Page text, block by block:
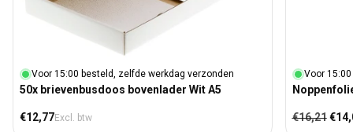
Voor 15:00 besteld, zelfde werkdag verzonden
50x brievenbusdoos bovenlader Wit A5
Normale prijs
€12,77Excl. btw
Voor
Normale
€16,21